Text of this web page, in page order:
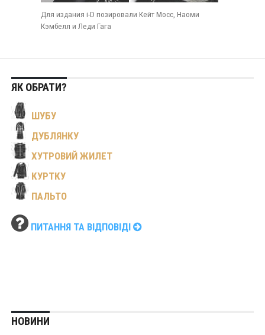
Для издания i-D позировали Кейт Мосс, Наоми
Кэмбелл и Леди Гага
ЯК ОБРАТИ?
ШУБУ
ДУБЛЯНКУ
ХУТРОВИЙ ЖИЛЕТ
КУРТКУ
ПАЛЬТО
ПИТАННЯ ТА ВІДПОВІДІ
НОВИНИ